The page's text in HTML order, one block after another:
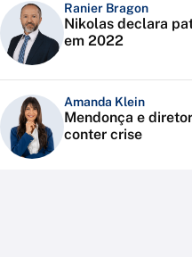
Ranier Bragon
Nikolas declara
em 2022
Amanda Klein
Mendonça e
conter crise